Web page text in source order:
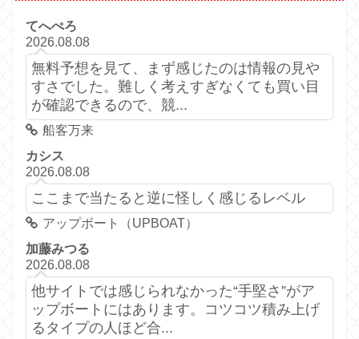
てへぺろ
2026.08.08
無料予想を見て、まず感じたのは情報の見や
すさでした。難しく考えすぎなくても買い目
が確認できるので、競...
船客万来
カシス
2026.08.08
ここまで当たると逆に怪しく感じるレベル
アップボート（UPBOAT）
加藤みつる
2026.08.08
他サイトでは感じられなかった“手堅さ”がア
ップボートにはあります。コツコツ積み上げ
るタイプの人ほど合...